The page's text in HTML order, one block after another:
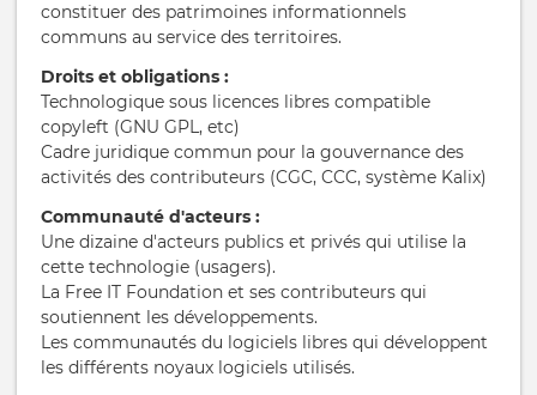
constituer des patrimoines informationnels
communs au service des territoires.
Droits et obligations :
Technologique sous licences libres compatible
copyleft (GNU GPL, etc)
Cadre juridique commun pour la gouvernance des
activités des contributeurs (CGC, CCC, système Kalix)
Communauté d'acteurs :
Une dizaine d'acteurs publics et privés qui utilise la
cette technologie (usagers).
La Free IT Foundation et ses contributeurs qui
soutiennent les développements.
Les communautés du logiciels libres qui développent
les différents noyaux logiciels utilisés.